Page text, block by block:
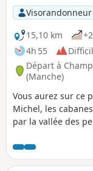
Visorandonneur
15,10 km
4h 55
Départ à
(Manche)
Vous aurez sur ce
Michel, les
par la vallée des
quartier de